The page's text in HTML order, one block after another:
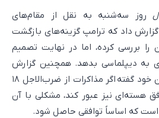
روز سه‌شنبه به نقل از مقام‌های
گزارش داد که ترامپ گزینه‌های بازگشت
را بررسی کرده، اما در نهایت تصمیم
به دیپلماسی بدهد. همچنین گزارش
شده که ترامپ به مشاوران خود گفته اگر مذاکرات از ضرب‌الاجل ۱۸
هسته‌ای نیز عبور کند، مشکلی با آن
است که اساساً توافقی حاصل شود.